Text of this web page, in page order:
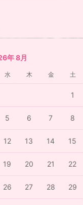
年 8月
水 木 金 土
1
5 6 7 8
12 13 14 15
19 20 21 22
26 27 28 29